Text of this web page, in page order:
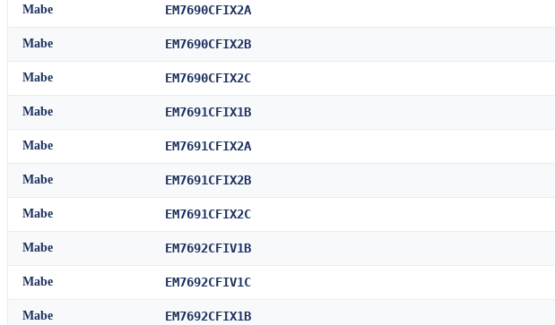
Mabe EM7690CFIX2A
Mabe EM7690CFIX2B
Mabe EM7690CFIX2C
Mabe EM7691CFIX1B
Mabe EM7691CFIX2A
Mabe EM7691CFIX2B
Mabe EM7691CFIX2C
Mabe EM7692CFIV1B
Mabe EM7692CFIV1C
Mabe EM7692CFIX1B